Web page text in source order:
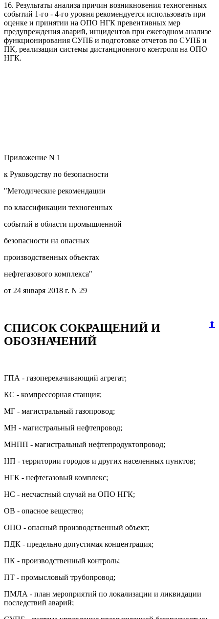
16. Результаты анализа причин возникновения техногенных
событий 1-го - 4-го уровня рекомендуется использовать при
оценке и принятии на ОПО НГК превентивных мер
предупреждения аварий, инцидентов при ежегодном анализе
функционирования СУПБ и подготовке отчетов по СУПБ и
ПК, реализации системы дистанционного контроля на ОПО
НГК.
Приложение N 1
к Руководству по безопасности
"Методические рекомендации
по классификации техногенных
событий в области промышленной
безопасности на опасных
производственных объектах
нефтегазового комплекса"
от 24 января 2018 г. N 29
⬆
СПИСОК СОКРАЩЕНИЙ И
ОБОЗНАЧЕНИЙ
ГПА - газоперекачивающий агрегат;
КС - компрессорная станция;
МГ - магистральный газопровод;
МН - магистральный нефтепровод;
МНПП - магистральный нефтепродуктопровод;
НП - территории городов и других населенных пунктов;
НГК - нефтегазовый комплекс;
НС - несчастный случай на ОПО НГК;
ОВ - опасное вещество;
ОПО - опасный производственный объект;
ПДК - предельно допустимая концентрация;
ПК - производственный контроль;
ПТ - промысловый трубопровод;
ПМЛА - план мероприятий по локализации и ликвидации
последствий аварий;